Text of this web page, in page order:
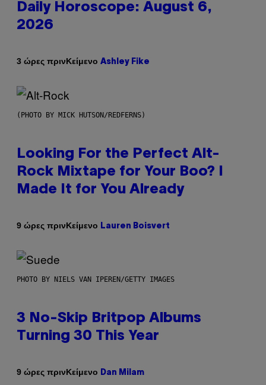
Daily Horoscope: August 6,
2026
3 ώρες πρινΚείμενο Ashley Fike
(PHOTO BY MICK HUTSON/REDFERNS)
Looking For the Perfect Alt-
Rock Mixtape for Your Boo? I
Made It for You Already
9 ώρες πρινΚείμενο Lauren Boisvert
PHOTO BY NIELS VAN IPEREN/GETTY IMAGES
3 No-Skip Britpop Albums
Turning 30 This Year
9 ώρες πρινΚείμενο Dan Milam